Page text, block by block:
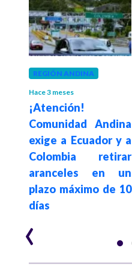
REGIÓN ANDINA
Hace 3 meses
¡Atención!
Comunidad Andina
exige a Ecuador y a
Colombia retirar
aranceles en un
plazo máximo de 10
días
‹